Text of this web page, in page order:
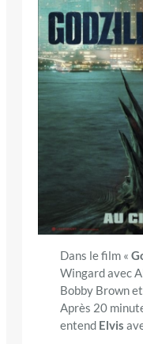
Dans le film «
Wingard avec
Bobby Brown
Après 20
entend Elvis